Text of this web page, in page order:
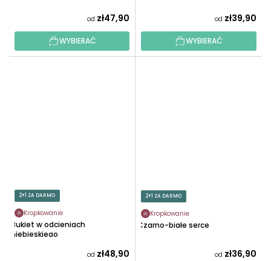
od zł47,90
WYBIERAĆ
od zł39,90
WYBIERAĆ
2+1 ZA DARMO
Kropkowanie
Bukiet w odcieniach
niebieskiego
od zł48,90
2+1 ZA DARMO
Kropkowanie
Czarno-białe serce
od zł36,90